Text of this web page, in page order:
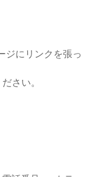
ジにリンクを張っ
さい。